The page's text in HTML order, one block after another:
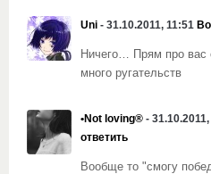
Uni - 31.10.2011, 11:51
Ничего… Прям про вас
много ругательств
•Not loving® -
ответить
Вообще то "смогу